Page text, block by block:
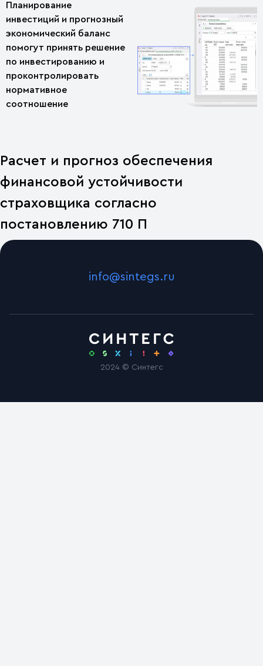
Планирование
инвестиций и прогнозный
экономический баланс
помогут принять решение
по инвестированию и
проконтролировать
нормативное
соотношение
Расчет и прогноз обеспечения
финансовой устойчивости
страховщика согласно
постановлению 710 П
2024 © Синтегс
info@sintegs.ru